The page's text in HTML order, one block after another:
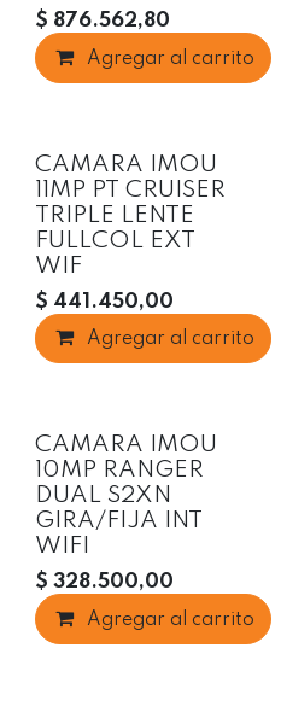
$ 876.562,80
Agregar al carrito
CAMARA IMOU
11MP PT CRUISER
TRIPLE LENTE
FULLCOL EXT
WIF
$ 441.450,00
Agregar al carrito
CAMARA IMOU
10MP RANGER
DUAL S2XN
GIRA/FIJA INT
WIFI
$ 328.500,00
Agregar al carrito